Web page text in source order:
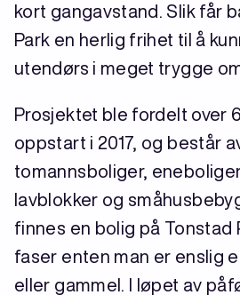
kort gangavstand. Slik får
Park en herlig frihet til å
utendørs i meget trygge
Prosjektet ble fordelt over
oppstart i 2017, og består
tomannsboliger,
lavblokker og
finnes en bolig på Tonstad
faser enten man er enslig
eller gammel. I løpet av